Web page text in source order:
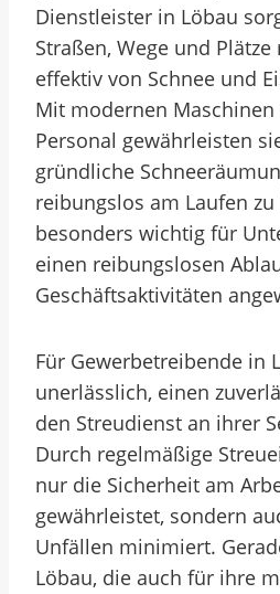
Dienstleister in Löbau
Straßen, Wege und
effektiv von Schnee und
Mit modernen
Personal gewährleisten
gründliche
reibungslos am Laufen
besonders wichtig für
einen reibungslosen
Geschäftsaktivitäten
Für Gewerbetreibende in
unerlässlich, einen
den Streudienst an ihrer
Durch regelmäßige
nur die Sicherheit am
gewährleistet, sondern
Unfällen minimiert.
Löbau, die auch für ihre